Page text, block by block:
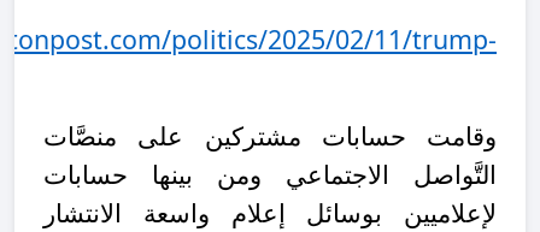
politics/2025/02/11/trump-
وقامت حسابات مشتركين على منصَّات
التَّواصل الاجتماعي ومن بينها حسابات
لإعلاميين بوسائل إعلام واسعة الانتشار